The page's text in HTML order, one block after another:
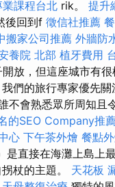
課程台北 rik。 提升
後回到f 徵信社推薦
搬家公司推薦 外牆防
養院 北部 植牙費用
放，但這座城市有
們的旅行專家優先關
不會熟悉眾所周知且
的SEO Company推
心 下午茶外燴 餐點
直接在海灘上島上
杖的主題。 天花板